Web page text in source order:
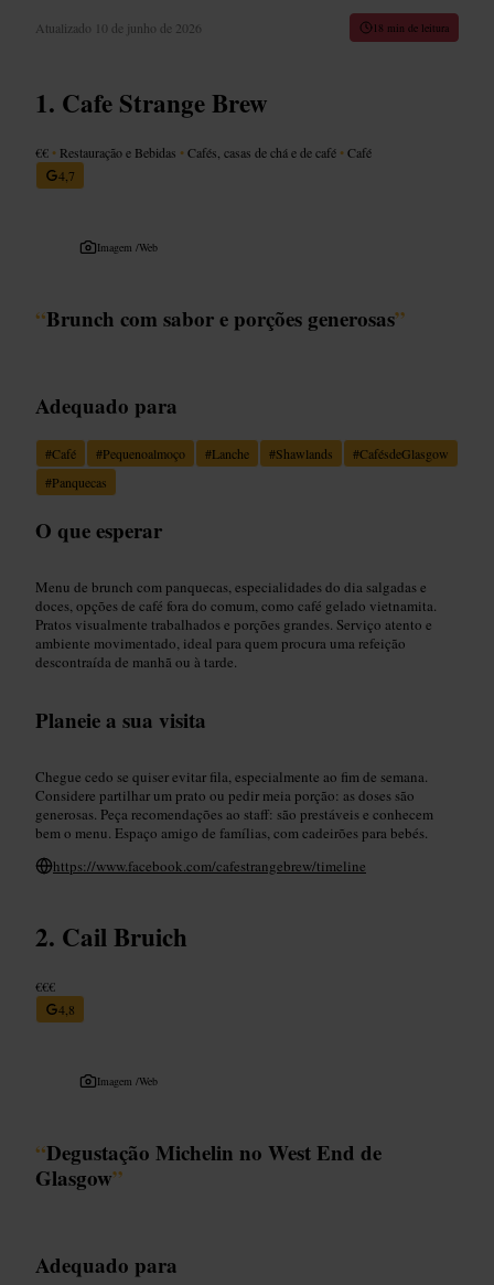
Atualizado 10 de junho de 2026 18 min de leitura
Cafe Strange Brew
€€ • Restauração e Bebidas •Cafés, casas de chá e de café •Café
4,7
Imagem /Web
“Brunch com sabor e porções generosas”
Adequado para
#Café #Pequenoalmoço #Lanche #Shawlands #CafésdeGlasgow
#Panquecas
O que esperar
Menu de brunch com panquecas, especialidades do dia salgadas e
doces, opções de café fora do comum, como café gelado vietnamita.
Pratos visualmente trabalhados e porções grandes. Serviço atento e
ambiente movimentado, ideal para quem procura uma refeição
descontraída de manhã ou à tarde.
Planeie a sua visita
Chegue cedo se quiser evitar fila, especialmente ao fim de semana.
Considere partilhar um prato ou pedir meia porção: as doses são
generosas. Peça recomendações ao staff: são prestáveis e conhecem
bem o menu. Espaço amigo de famílias, com cadeirões para bebés.
https://www.facebook.com/cafestrangebrew/timeline
Cail Bruich
€€€
4,8
Imagem /Web
“Degustação Michelin no West End de
Glasgow”
Adequado para